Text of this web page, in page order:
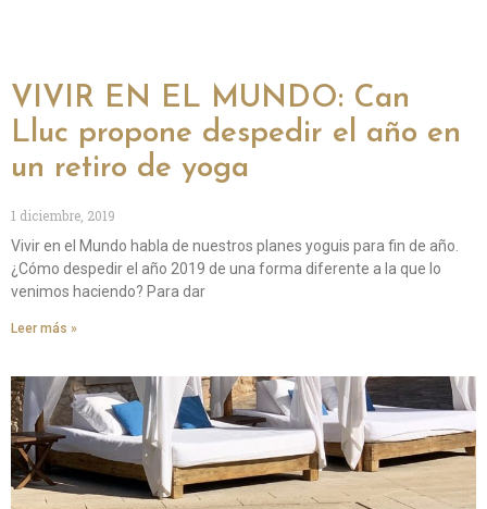
VIVIR EN EL MUNDO: Can
Lluc propone despedir el año en
un retiro de yoga
1 diciembre, 2019
Vivir en el Mundo habla de nuestros planes yoguis para fin de año.
¿Cómo despedir el año 2019 de una forma diferente a la que lo
venimos haciendo? Para dar
Leer más »